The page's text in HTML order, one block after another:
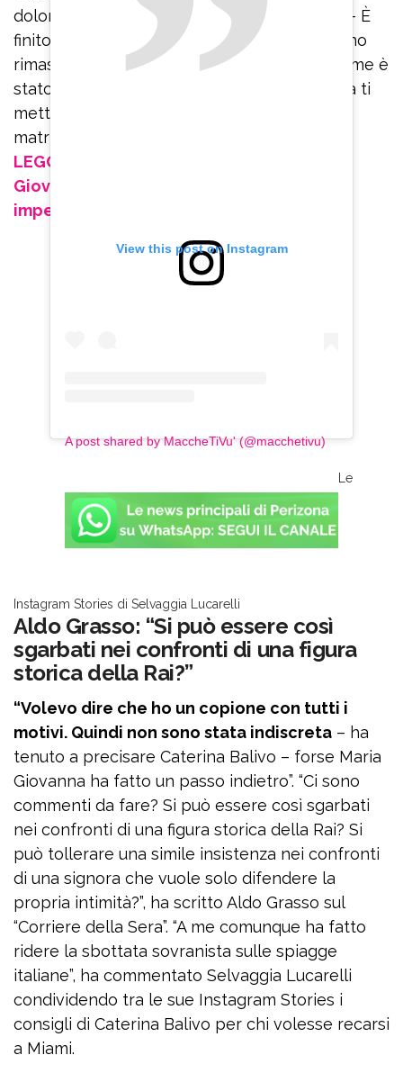
dolorose – ha ribadito Maria Giovanna Elmi – È
finito, non per questo c’era meno amore. Sono
rimasta in amicizia con questa persona. Per me è
stato un grande amore. Poi purtroppo la vita ti
mette davanti a delle realtà per cui questo
matrimonio poteva essere annullato”.
LEGGI ANCHE: La confessione di Maria
Giovanna Elmi: “A 20 anni un’operazione mi
impedì di avere figli”
View this post on Instagram
A post shared by MaccheTiVu' (@macchetivu)
Le
Instagram Stories di Selvaggia Lucarelli
Aldo Grasso: “Si può essere così
sgarbati nei confronti di una figura
storica della Rai?”
“Volevo dire che ho un copione con tutti i
motivi. Quindi non sono stata indiscreta – ha
tenuto a precisare Caterina Balivo – forse Maria
Giovanna ha fatto un passo indietro”. “Ci sono
commenti da fare? Si può essere così sgarbati
nei confronti di una figura storica della Rai? Si
può tollerare una simile insistenza nei confronti
di una signora che vuole solo difendere la
propria intimità?”, ha scritto Aldo Grasso sul
“Corriere della Sera”. “A me comunque ha fatto
ridere la sbottata sovranista sulle spiagge
italiane”, ha commentato Selvaggia Lucarelli
condividendo tra le sue Instagram Stories i
consigli di Caterina Balivo per chi volesse recarsi
a Miami.